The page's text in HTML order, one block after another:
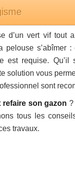
d’un vert vif tout
s’abîmer :
requise. Qu’il
solution vous
sont
refaire son gazon
tous les
travaux.